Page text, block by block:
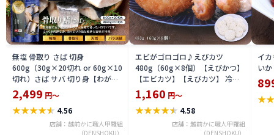
無塩 骨取り さば 切身
600g（30g×20切れ or 60g×10
切れ）さば サバ 切り身【わがマ
マ骨取り切身】 朝食 冷凍食品
【P】
2,499 円～
★★★★★ 4.56
店舗：越前かに職人甲羅組
（DENSHOKU）
エビがゴロゴロ♪えびカツ
480g（60g×8個）【えびかつ】
【エビカツ】【えびカツ】 冷凍
食品
1,160 円～
★★★★★ 4.58
店舗：越前かに職人甲羅組
（DENSHOKU）
イ
い
★